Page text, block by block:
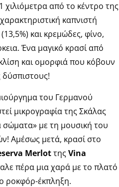
από το κέντρο της
καπνιστή
και κρεμώδες, φίνο,
Ένα μαγικό κρασί από
και ομορφιά που κόβουν
του Γερμανού
μικρογραφία της Σκάλας
με τη μουσική του
Αμέσως μετά, κρασί στο
MerlotτηςVina
πέρα μια χαρά με το πλατό
ροκφόρ-έκπληξη.